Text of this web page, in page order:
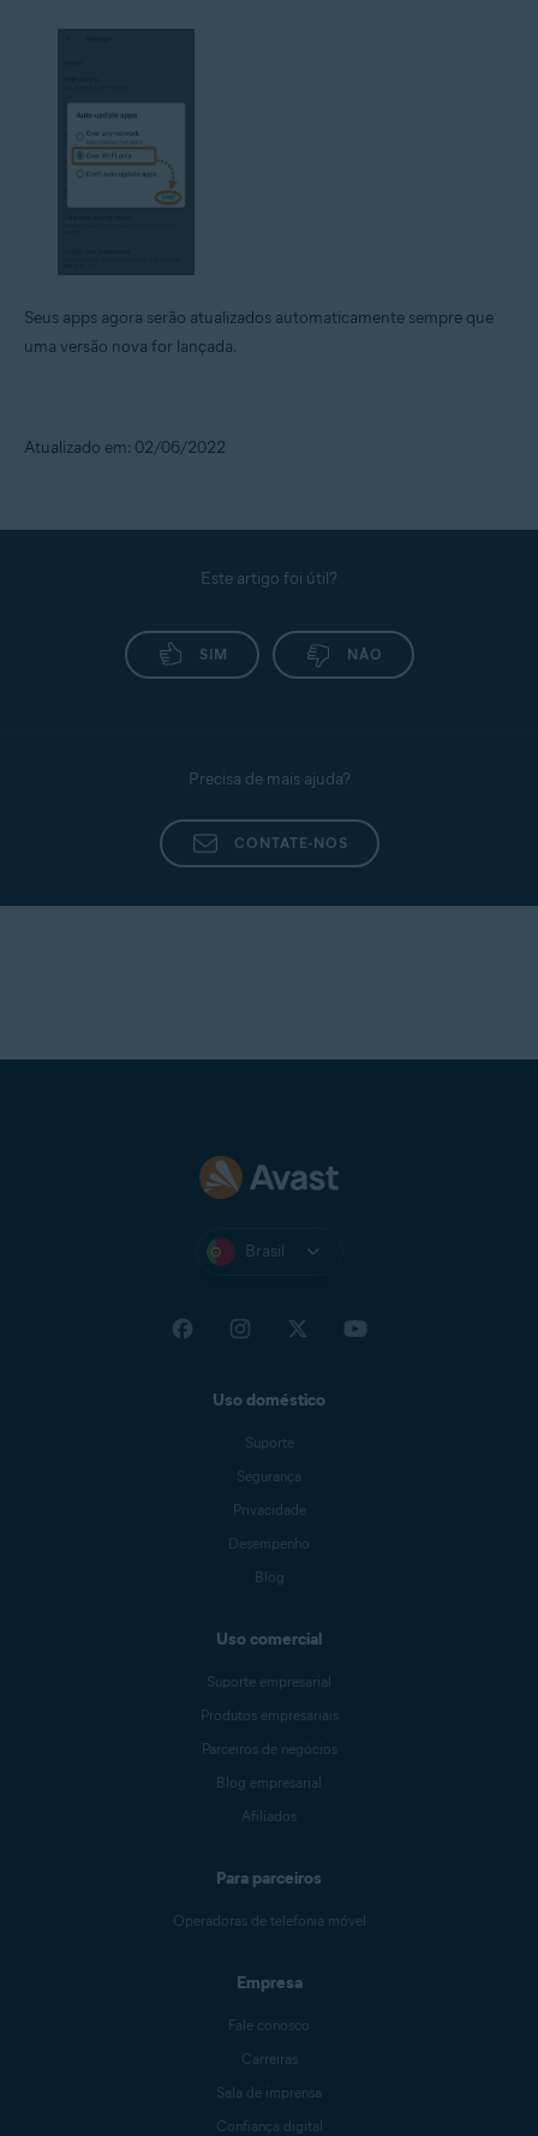
Seus apps agora serão atualizados automaticamente sempre que
uma versão nova for lançada.
Atualizado em: 02/06/2022
Este artigo foi útil?
SIM NÃO
Precisa de mais ajuda?
CONTATE-NOS
Brasil
Uso doméstico
Suporte
Segurança
Privacidade
Desempenho
Blog
Uso comercial
Suporte empresarial
Produtos empresariais
Parceiros de negócios
Blog empresarial
Afiliados
Para parceiros
Operadoras de telefonia móvel
Empresa
Fale conosco
Carreiras
Sala de imprensa
Confiança digital